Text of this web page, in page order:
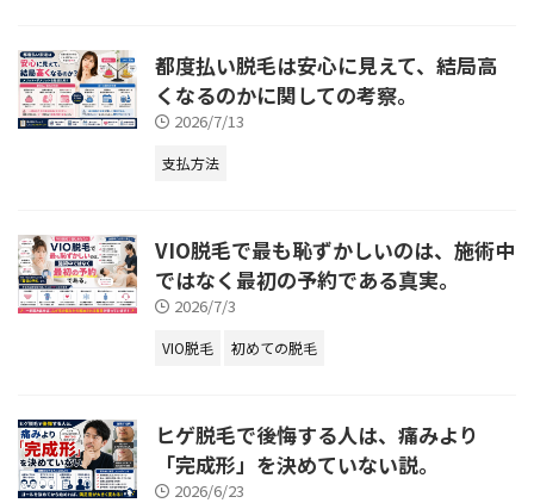
都度払い脱毛は安心に見えて、結局高
くなるのかに関しての考察。
2026/7/13
支払方法
VIO脱毛で最も恥ずかしいのは、施術中
ではなく最初の予約である真実。
2026/7/3
VIO脱毛 初めての脱毛
ヒゲ脱毛で後悔する人は、痛みより
「完成形」を決めていない説。
2026/6/23